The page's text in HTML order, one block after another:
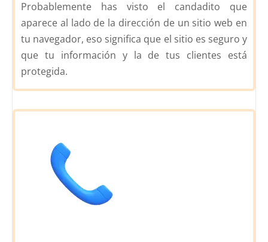
Probablemente has visto el candadito que
aparece al lado de la dirección de un sitio web en
tu navegador, eso significa que el sitio es seguro y
que tu información y la de tus clientes está
protegida.